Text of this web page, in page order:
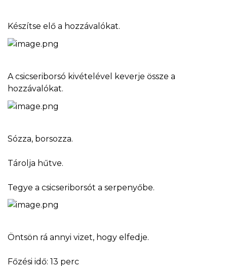
Készítse elő a hozzávalókat.
A csicseriborsó kivételével keverje össze a
hozzávalókat.
Sózza, borsozza.
Tárolja hűtve.
Tegye a csicseriborsót a serpenyőbe.
Öntsön rá annyi vizet, hogy elfedje.
Főzési idő: 13 perc